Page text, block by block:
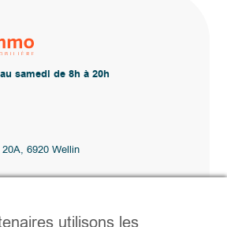
samedi de 8h à 20h
6920 Wellin
utilisons les